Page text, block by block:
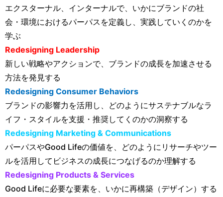
エクスターナル、インターナルで、いかにブランドの社
会・環境におけるパーパスを定義し、実践していくのかを
学ぶ
Redesigning Leadership
新しい戦略やアクションで、ブランドの成長を加速させる
方法を発見する
Redesigning Consumer Behaviors
ブランドの影響力を活用し、どのようにサステナブルなラ
イフ・スタイルを支援・推奨してくのかの洞察する
Redesigning Marketing & Communications
パーパスやGood Lifeの価値を、どのようにリサーチやツー
ルを活用してビジネスの成長につなげるのか理解する
Redesigning Products & Services
Good Lifeに必要な要素を、いかに再構築（デザイン）する